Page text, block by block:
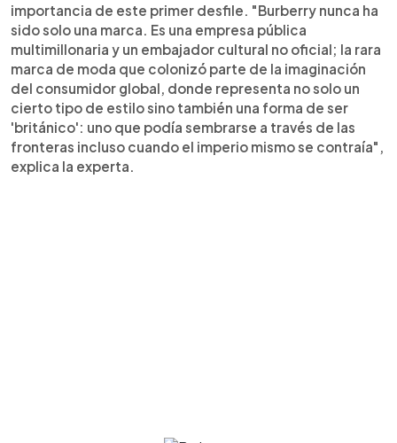
importancia de este primer desfile. "Burberry nunca ha
sido solo una marca. Es una empresa pública
multimillonaria y un embajador cultural no oficial; la rara
marca de moda que colonizó parte de la imaginación
del consumidor global, donde representa no solo un
cierto tipo de estilo sino también una forma de ser
'británico': uno que podía sembrarse a través de las
fronteras incluso cuando el imperio mismo se contraía",
explica la experta.